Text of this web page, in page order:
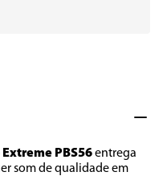
PBS56 entrega
som de qualidade em